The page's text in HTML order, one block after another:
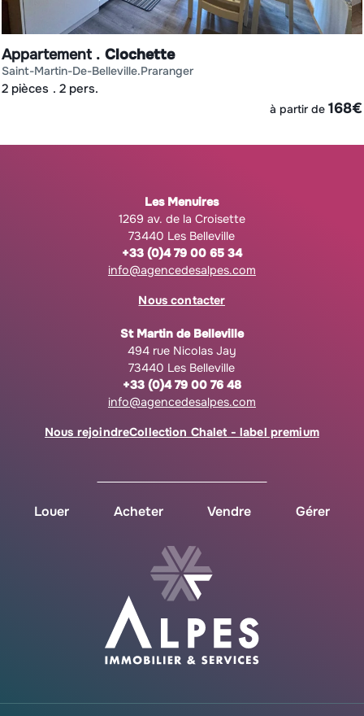
Appartement Clochette
saint-martin-de-belleville praranger
2 pièces 2 pers.
à partir de 168€
Les Menuires
1269 av. de la Croisette
73440 Les Belleville
+33 (0)4 79 00 65 34
info@agencedesalpes.com
Nous contacter
St Martin de Belleville
494 rue Nicolas Jay
73440 Les Belleville
+33 (0)4 79 00 76 48
info@agencedesalpes.com
Nous rejoindreCollection Chalet - label premium
Louer Acheter Vendre Gérer